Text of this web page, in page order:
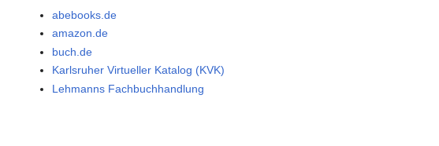
abebooks.de
amazon.de
buch.de
Karlsruher Virtueller Katalog (KVK)
Lehmanns Fachbuchhandlung